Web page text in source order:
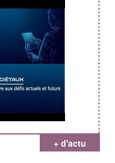
+ d'actu